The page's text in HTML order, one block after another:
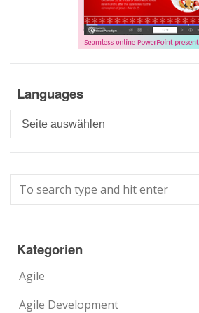
Languages
Languages
Kategorien
Agile
Agile Development